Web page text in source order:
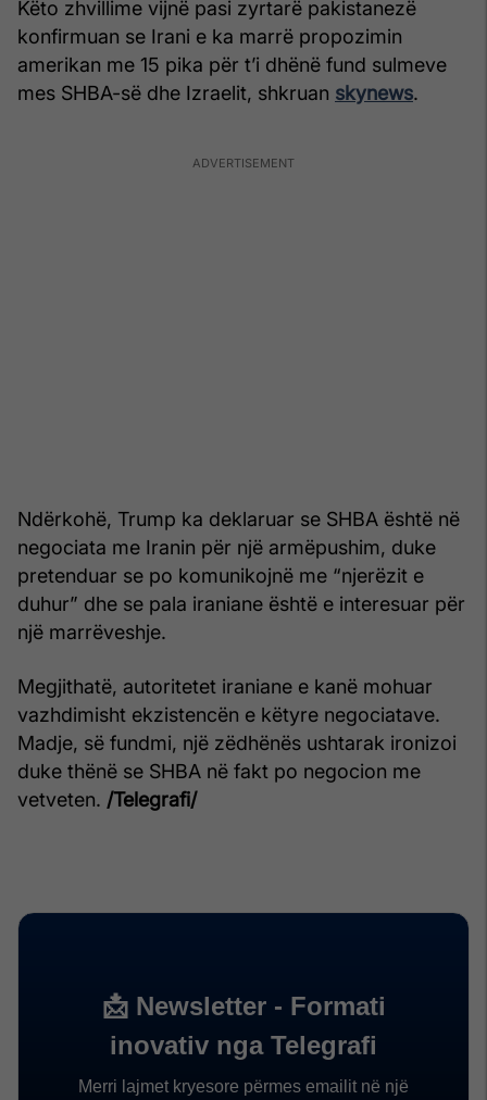
Këto zhvillime vijnë pasi zyrtarë pakistanezë
konfirmuan se Irani e ka marrë propozimin
amerikan me 15 pika për t’i dhënë fund sulmeve
mes SHBA-së dhe Izraelit, shkruan skynews.
Ndërkohë, Trump ka deklaruar se SHBA është në
negociata me Iranin për një armëpushim, duke
pretenduar se po komunikojnë me “njerëzit e
duhur” dhe se pala iraniane është e interesuar për
një marrëveshje.
Megjithatë, autoritetet iraniane e kanë mohuar
vazhdimisht ekzistencën e këtyre negociatave.
Madje, së fundmi, një zëdhënës ushtarak ironizoi
duke thënë se SHBA në fakt po negocion me
vetveten. /Telegrafi/